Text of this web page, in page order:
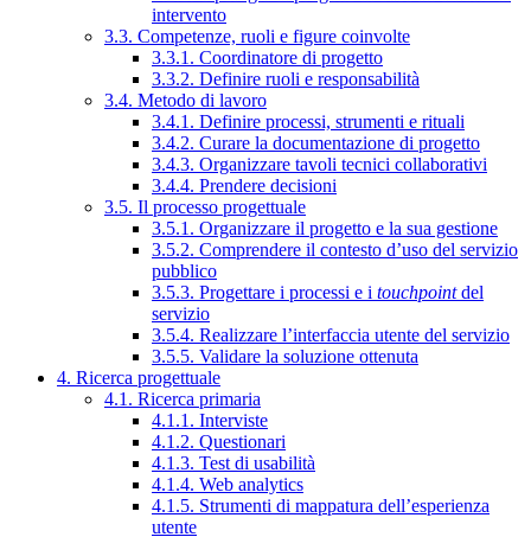
intervento
3.3. Competenze, ruoli e figure coinvolte
3.3.1. Coordinatore di progetto
3.3.2. Definire ruoli e responsabilità
3.4. Metodo di lavoro
3.4.1. Definire processi, strumenti e rituali
3.4.2. Curare la documentazione di progetto
3.4.3. Organizzare tavoli tecnici collaborativi
3.4.4. Prendere decisioni
3.5. Il processo progettuale
3.5.1. Organizzare il progetto e la sua gestione
3.5.2. Comprendere il contesto d’uso del servizio
pubblico
3.5.3. Progettare i processi e i touchpointdel
servizio
3.5.4. Realizzare l’interfaccia utente del servizio
3.5.5. Validare la soluzione ottenuta
4. Ricerca progettuale
4.1. Ricerca primaria
4.1.1. Interviste
4.1.2. Questionari
4.1.3. Test di usabilità
4.1.4. Web analytics
4.1.5. Strumenti di mappatura dell’esperienza
utente